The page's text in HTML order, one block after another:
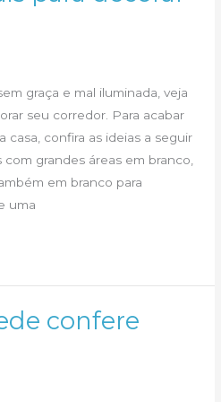
graça e mal iluminada, veja
seu corredor. Para acabar
casa, confira as ideias a seguir
com grandes áreas em branco,
em branco para
uma
confere